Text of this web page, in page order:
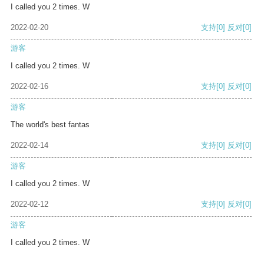
I called you 2 times. W
2022-02-20 支持[0] 反对[0]
游客
I called you 2 times. W
2022-02-16 支持[0] 反对[0]
游客
The world's best fantas
2022-02-14 支持[0] 反对[0]
游客
I called you 2 times. W
2022-02-12 支持[0] 反对[0]
游客
I called you 2 times. W